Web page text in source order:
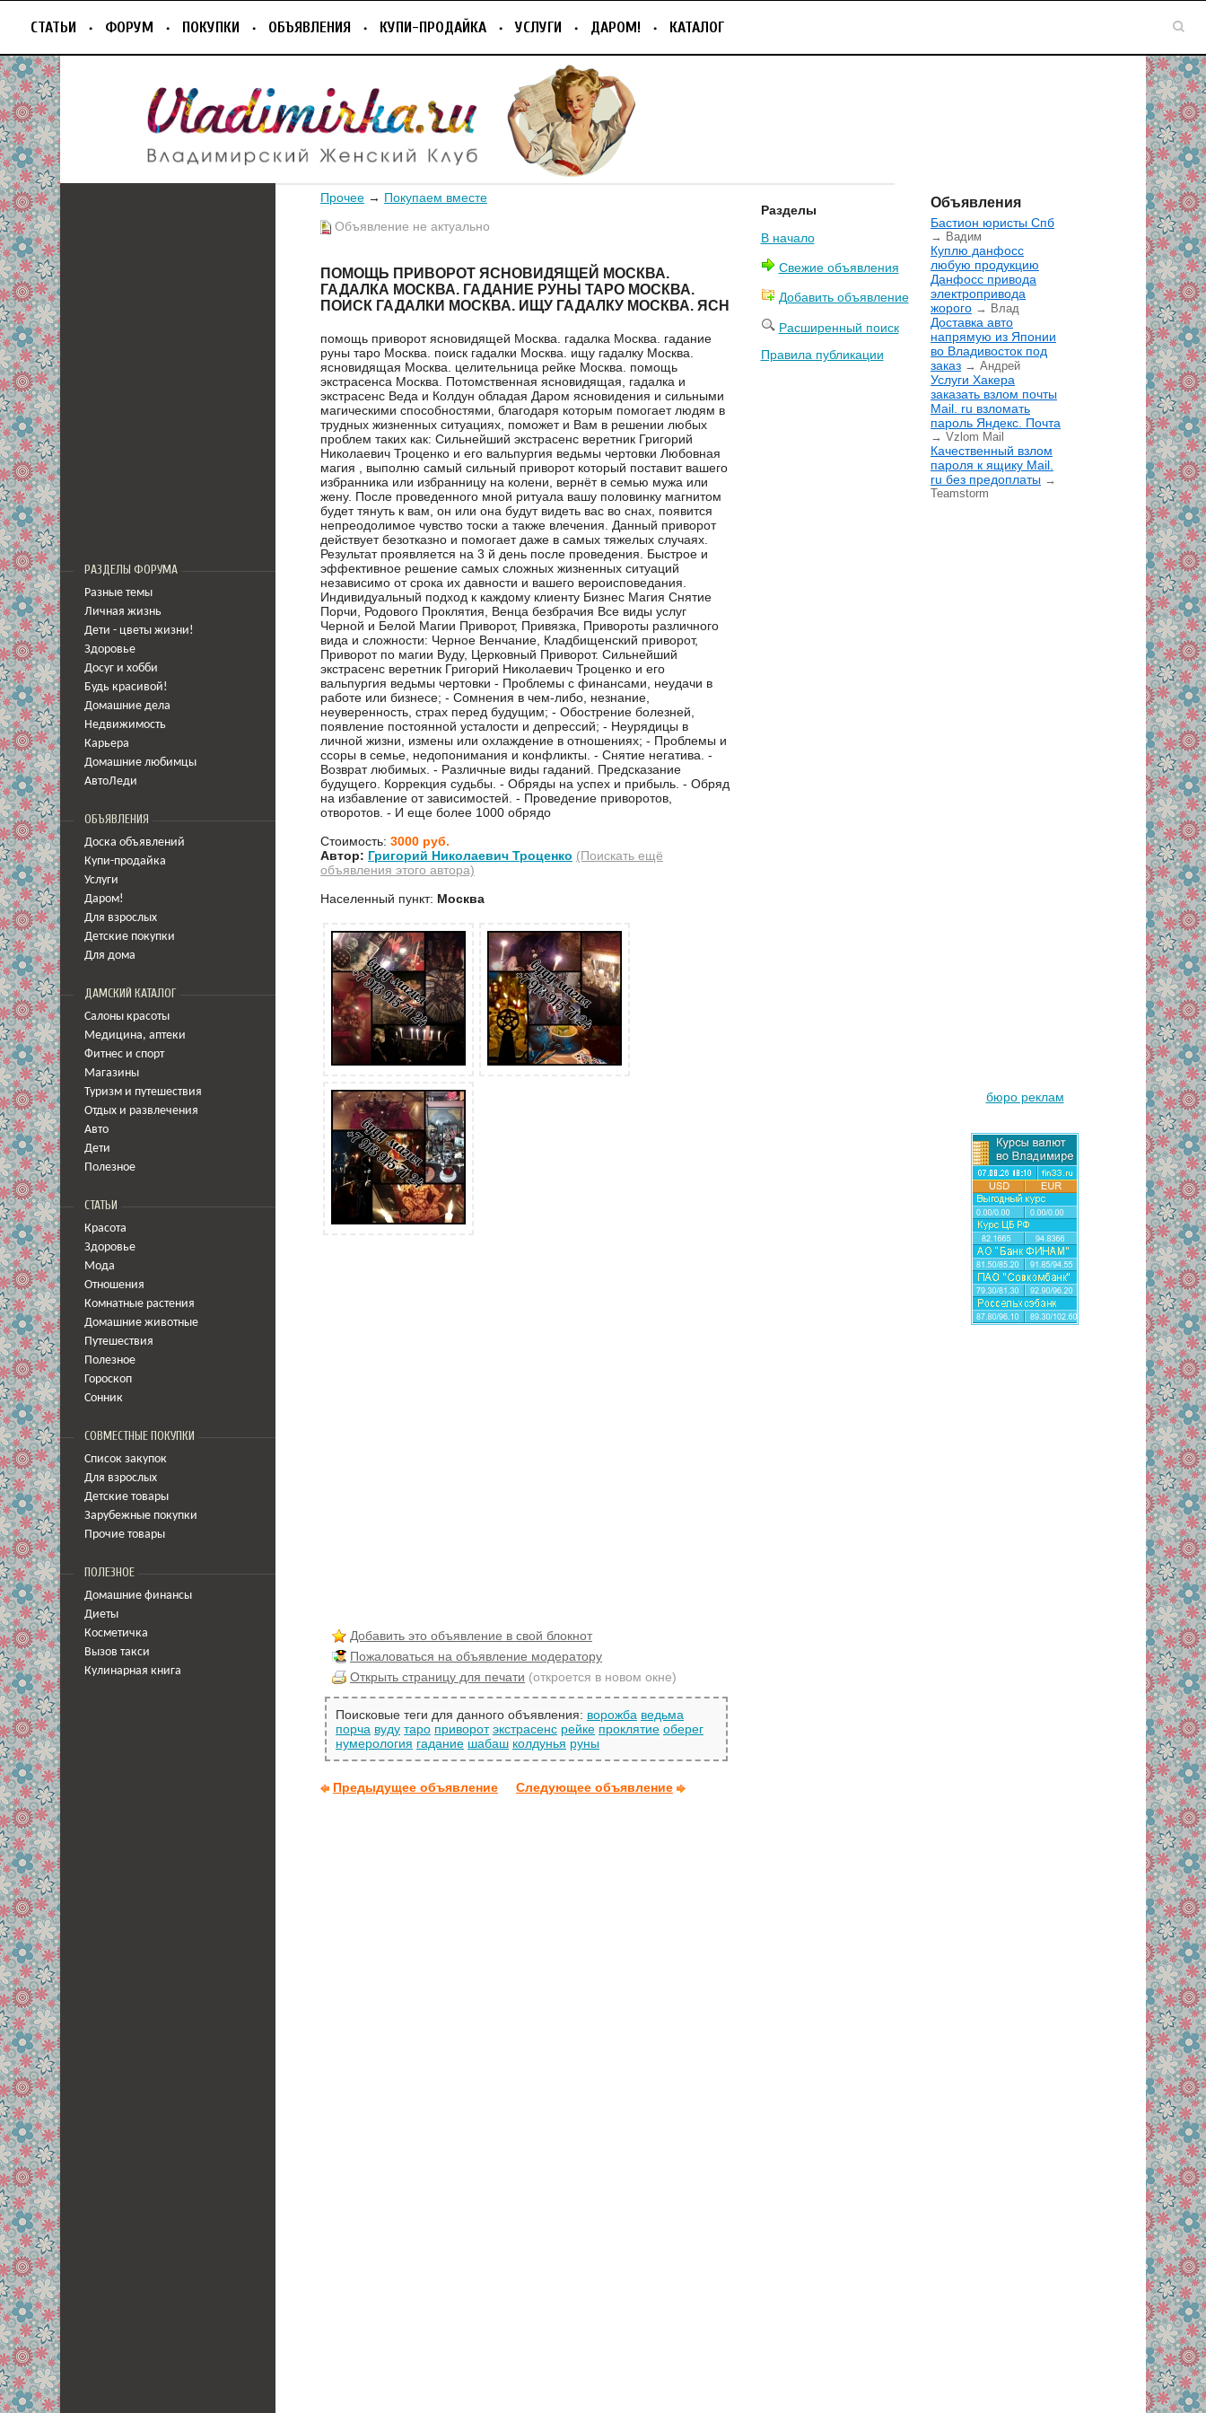
СТАТЬИ ФОРУМ ПОКУПКИ ОБЪЯВЛЕНИЯ КУПИ-ПРОДАЙКА УСЛУГИ ДАРОМ! КАТАЛОГ
РАЗДЕЛЫ ФОРУМА
Разные темы
Личная жизнь
Дети - цветы жизни!
Здоровье
Досуг и хобби
Будь красивой!
Домашние дела
Недвижимость
Карьера
Домашние любимцы
АвтоЛеди
ОБЪЯВЛЕНИЯ
Доска объявлений
Купи-продайка
Услуги
Даром!
Для взрослых
Детские покупки
Для дома
ДАМСКИЙ КАТАЛОГ
Салоны красоты
Медицина, аптеки
Фитнес и спорт
Магазины
Туризм и путешествия
Отдых и развлечения
Авто
Дети
Полезное
СТАТЬИ
Красота
Здоровье
Мода
Отношения
Комнатные растения
Домашние животные
Путешествия
Полезное
Гороскоп
Сонник
СОВМЕСТНЫЕ ПОКУПКИ
Список закупок
Для взрослых
Детские товары
Зарубежные покупки
Прочие товары
ПОЛЕЗНОЕ
Домашние финансы
Диеты
Косметичка
Вызов такси
Кулинарная книга
Прочее → Покупаем вместе
Объявление не актуально
ПОМОЩЬ ПРИВОРОТ ЯСНОВИДЯЩЕЙ МОСКВА.
ГАДАЛКА МОСКВА. ГАДАНИЕ РУНЫ ТАРО МОСКВА.
ПОИСК ГАДАЛКИ МОСКВА. ИЩУ ГАДАЛКУ МОСКВА. ЯСН
помощь приворот ясновидящей Москва. гадалка Москва. гадание
руны таро Москва. поиск гадалки Москва. ищу гадалку Москва.
ясновидящая Москва. целительница рейке Москва. помощь
экстрасенса Москва. Потомственная ясновидящая, гадалка и
экстрасенс Веда и Колдун обладая Даром ясновидения и сильными
магическими способностями, благодаря которым помогает людям в
трудных жизненных ситуациях, поможет и Вам в решении любых
проблем таких как: Сильнейший экстрасенс веретник Григорий
Николаевич Троценко и его вальпургия ведьмы чертовки Любовная
магия , выполню самый сильный приворот который поставит вашего
избранника или избранницу на колени, вернёт в семью мужа или
жену. После проведенного мной ритуала вашу половинку магнитом
будет тянуть к вам, он или она будут видеть вас во снах, появится
непреодолимое чувство тоски а также влечения. Данный приворот
действует безотказно и помогает даже в самых тяжелых случаях.
Результат проявляется на 3 й день после проведения. Быстрое и
эффективное решение самых сложных жизненных ситуаций
независимо от срока их давности и вашего вероисповедания.
Индивидуальный подход к каждому клиенту Бизнес Магия Снятие
Порчи, Родового Проклятия, Венца безбрачия Все виды услуг
Черной и Белой Магии Приворот, Привязка, Привороты различного
вида и сложности: Черное Венчание, Кладбищенский приворот,
Приворот по магии Вуду, Церковный Приворот. Сильнейший
экстрасенс веретник Григорий Николаевич Троценко и его
вальпургия ведьмы чертовки - Проблемы с финансами, неудачи в
работе или бизнесе; - Сомнения в чем-либо, незнание,
неуверенность, страх перед будущим; - Обострение болезней,
появление постоянной усталости и депрессий; - Неурядицы в
личной жизни, измены или охлаждение в отношениях; - Проблемы и
ссоры в семье, недопонимания и конфликты. - Снятие негатива. -
Возврат любимых. - Различные виды гаданий. Предсказание
будущего. Коррекция судьбы. - Обряды на успех и прибыль. - Обряд
на избавление от зависимостей. - Проведение приворотов,
отворотов. - И еще более 1000 обрядо
Стоимость: 3000 руб.
Автор: Григорий Николаевич Троценко (Поискать ещё
объявления этого автора)
Населенный пункт: Москва
Добавить это объявление в свой блокнот
Пожаловаться на объявление модератору
Открыть страницу для печати (откроется в новом окне)
Поисковые теги для данного объявления: ворожба ведьма
порча вуду таро приворот экстрасенс рейке проклятие оберег
нумерология гадание шабаш колдунья руны
Предыдущее объявление Следующее объявление
Разделы
В начало
Свежие объявления
Добавить объявление
Расширенный поиск
Правила публикации
Объявления
Бастион юристы Спб
→ Вадим
Куплю данфосс
любую продукцию
Данфосс привода
электропривода
жорого → Влад
Доставка авто
напрямую из Японии
во Владивосток под
заказ → Андрей
Услуги Хакера
заказать взлом почты
Mail. ru взломать
пароль Яндекс. Почта
→ Vzlom Mail
Качественный взлом
пароля к ящику Mail.
ru без предоплаты →
Teamstorm
бюро реклам